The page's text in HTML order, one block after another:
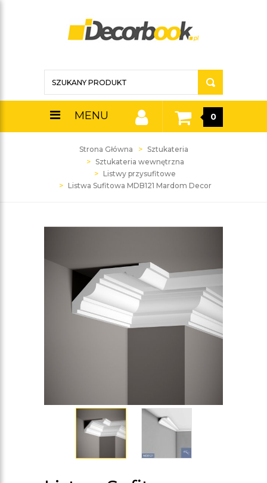
MENU 0
Strona Główna
Sztukateria
Sztukateria wewnętrzna
Listwy przysufitowe
Listwa Sufitowa MDB121 Mardom Decor